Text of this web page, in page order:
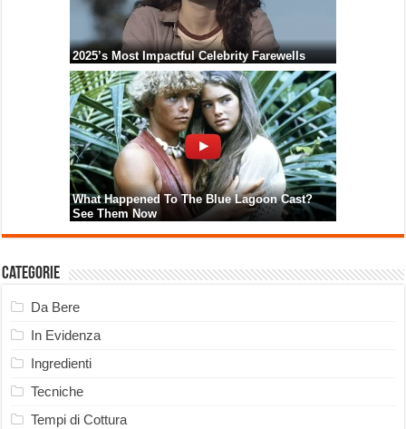
Categorie
Da Bere
In Evidenza
Ingredienti
Tecniche
Tempi di Cottura